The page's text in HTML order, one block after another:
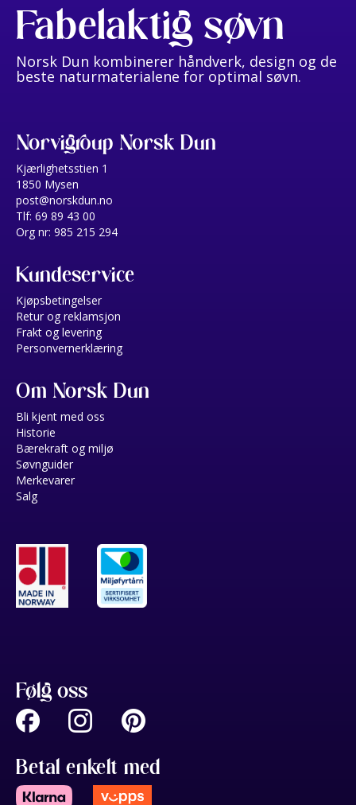
Fabelaktig søvn
Norsk Dun kombinerer håndverk, design og de
beste naturmaterialene for optimal søvn.
Norvigroup Norsk Dun
Kjærlighetsstien 1
1850 Mysen
post@norskdun.no
Tlf: 69 89 43 00
Org nr: 985 215 294
Kundeservice
Kjøpsbetingelser
Retur og reklamsjon
Frakt og levering
Personvernerklæring
Om Norsk Dun
Bli kjent med oss
Historie
Bærekraft og miljø
Søvnguider
Merkevarer
Salg
Følg oss
Betal enkelt med